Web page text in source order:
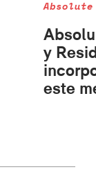
Absolute
y
este